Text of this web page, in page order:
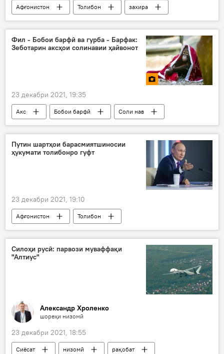
Афғонистон Толибон
захира
об
нафт
Фил - Бобои барфӣ ва гурба - Барфак:
Зеботарин аксҳои солинавии ҳайвонот
23 декабри 2021, 19:35
Акс Бобои барфӣ
Соли нав
ҳайвонот
Путин шартҳои барасмиятшиносии
ҳукумати толибонро гуфт
23 декабри 2021, 19:10
Афғонистон
Толибон
Владимир Путин
эътироф
Дар Русия
Силоҳи русӣ: парвози муваффақи
"Алтиус"
Александр Хроленко
шореҳи низомӣ
23 декабри 2021, 18:55
Сиёсат низомӣ
рақобат